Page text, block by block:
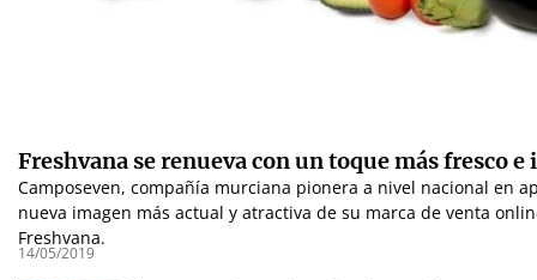
Freshvana se renueva con un toque más fresco
Camposeven, compañía murciana pionera a nivel nacional en
nueva imagen más actual y atractiva de su marca de venta
Freshvana.
14/05/2019